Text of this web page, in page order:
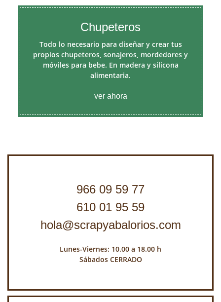
Chupeteros
Todo lo necesario para diseñar y crear tus
propios chupeteros, sonajeros, mordedores y
móviles para bebe. En madera y silicona
alimentaria.
ver ahora
966 09 59 77
610 01 95 59
hola@scrapyabalorios.com
Lunes-Viernes: 10.00 a 18.00 h
Sábados CERRADO